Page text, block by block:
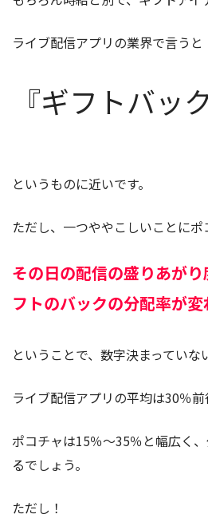
ライブ配信アプリの業界で言うと
『ギフトバッ
というものに近いです。
ただし、一つややこしいことにポ
その日の配信の盛りあが
フトのバックの分配率が変
ということで、数字決まっていな
ライブ配信アプリの平均は30％前
ポコチャは15％～35％と幅広く
るでしょう。
ただし！